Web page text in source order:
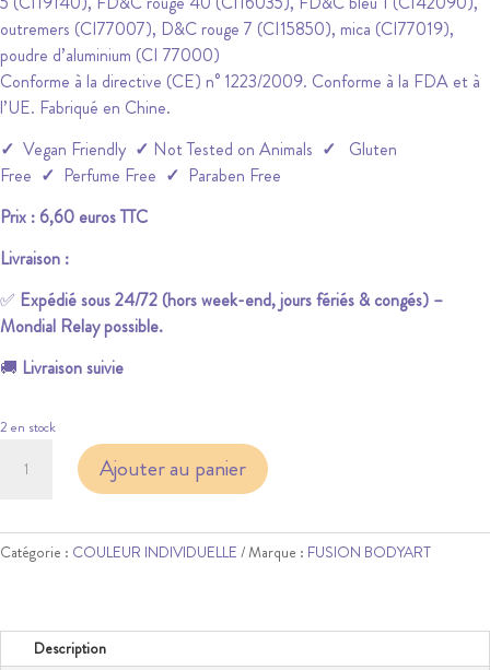
outremers (CI77007), D&C rouge 7 (CI15850), mica (CI77019),
poudre d’aluminium (CI 77000)
Conforme à la directive (CE) n° 1223/2009. Conforme à la FDA et à
l’UE. Fabriqué en Chine.
✓ Vegan Friendly ✓ Not Tested on Animals ✓
Gluten
Free ✓ Perfume Free ✓ Paraben Free
Prix : 6,60 euros TTC
Livraison :
✅ Expédié sous 24/72 (hors week-end, jours fériés & congés) –
Mondial Relay possible.
🚚 Livraison suivie
2 en stock
MARIGOLD
Ajouter au panier
Catégorie : COULEUR INDIVIDUELLE Marque : FUSION BODYART
Description